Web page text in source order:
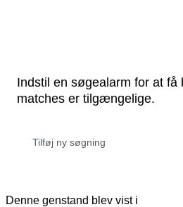
Indstil en søgealarm for at få
matches er tilgængelige.
Denne genstand blev vist i